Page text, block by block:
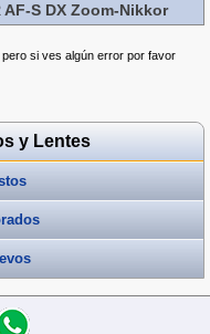
AF-S DX Zoom-Nikkor
si ves algún error por favor
y Lentes